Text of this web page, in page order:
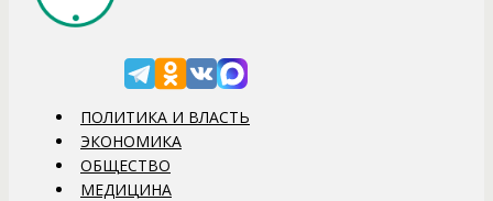
ПОЛИТИКА И ВЛАСТЬ
ЭКОНОМИКА
ОБЩЕСТВО
МЕДИЦИНА